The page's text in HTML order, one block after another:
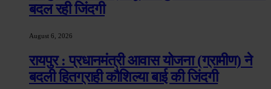
बदल रही जिंदगी
August 6, 2026
रायपुर : प्रधानमंत्री आवास योजना (ग्रामीण) ने
बदली हितग्राही कौशिल्या बाई की जिंदगी